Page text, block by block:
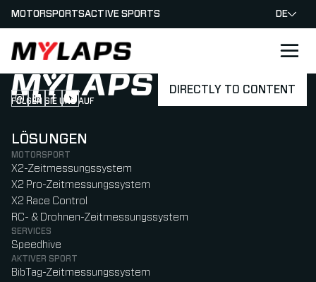
DIRECTLY TO CONTENT
LOGO MYLAPS - GERMAN
MOTORSPORTSACTIVE SPORTS DE
FOLGEN SIE UNS AUF
Follow us on Instagram (Opens in new tab)
Follow us on LinkedIn (Opens in new tab)
Follow us on Facebook (Opens in new tab)
Follow us on YouTube (Opens in new tab)
LÖSUNGEN
MOTORSPORT
X2-Zeitmessungssystem
X2 Pro-Zeitmessungssystem
X2 Race Control
RC- & Drohnen-Zeitmessungssystem
SERVICES
Speedhive
AKTIVER SPORT
BibTag-Zeitmessungssystem